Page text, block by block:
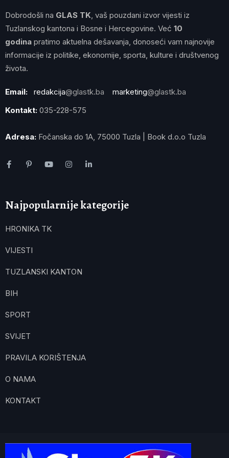
Dobrodošli na GLAS TK , vaš pouzdani izvor vijesti iz
Tuzlanskog kantona i Bosne i Hercegovine. Već 10
godina pratimo aktuelna dešavanja, donoseći vam najnovije
informacije iz politike, ekonomije, sporta, kulture i društvenog
života.
Email: redakcija@glastk.ba marketing@glastk.ba
Kontakt: 035-228-575
Adresa: Fočanska do 1A, 75000 Tuzla | Book d.o.o Tuzla
Najpopularnije kategorije
HRONIKA TK
VIJESTI
TUZLANSKI KANTON
BIH
SPORT
SVIJET
PRAVILA KORIŠTENJA
O NAMA
KONTAKT